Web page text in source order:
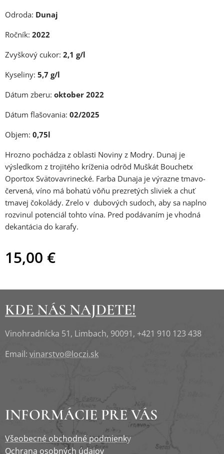
Odroda: Dunaj
Ročník: 2022
Zvyškový cukor: 2,1 g/l
Kyseliny: 5,7 g/l
Dátum zberu: oktober 2022
Dátum flašovania: 02/2025
Objem: 0,75l
Hrozno pochádza z oblasti Noviny z Modry. Dunaj je
výsledkom z trojitého kríženia odrôd Muškát Bouchetx
Oportox Svätovavrinecké. Farba Dunaja je výrazne tmavo-
červená, víno má bohatú vôňu prezretých sliviek a chuť
tmavej čokolády. Zrelo v dubových sudoch, aby sa naplno
rozvinul potenciál tohto vína. Pred podávaním je vhodná
dekantácia do karafy.
15,00 €
KDE NÁS NAJDETE!
Vinohradnícka 51, Limbach, 90091, +421 910 123 438
Email: vinarstvo@loczi.sk
INFORMÁCIE PRE VÁS
Všeobecné obchodné podmienky
Ochrana osobných údajov